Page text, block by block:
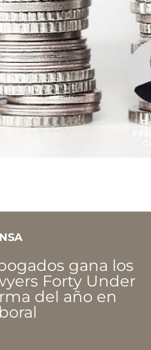
gana los
Forty Under
del año en